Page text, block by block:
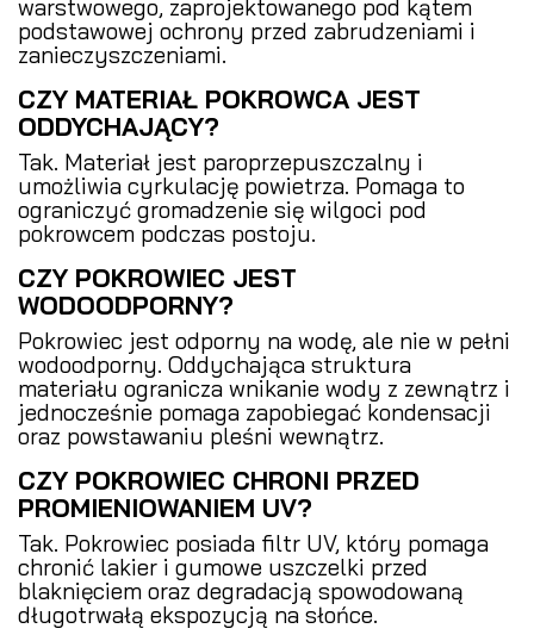
warstwowego, zaprojektowanego pod kątem
podstawowej ochrony przed zabrudzeniami i
zanieczyszczeniami.
CZY MATERIAŁ POKROWCA JEST
ODDYCHAJĄCY?
Tak. Materiał jest paroprzepuszczalny i
umożliwia cyrkulację powietrza. Pomaga to
ograniczyć gromadzenie się wilgoci pod
pokrowcem podczas postoju.
CZY POKROWIEC JEST
WODOODPORNY?
Pokrowiec jest odporny na wodę, ale nie w pełni
wodoodporny. Oddychająca struktura
materiału ogranicza wnikanie wody z zewnątrz i
jednocześnie pomaga zapobiegać kondensacji
oraz powstawaniu pleśni wewnątrz.
CZY POKROWIEC CHRONI PRZED
PROMIENIOWANIEM UV?
Tak. Pokrowiec posiada filtr UV, który pomaga
chronić lakier i gumowe uszczelki przed
blaknięciem oraz degradacją spowodowaną
długotrwałą ekspozycją na słońce.